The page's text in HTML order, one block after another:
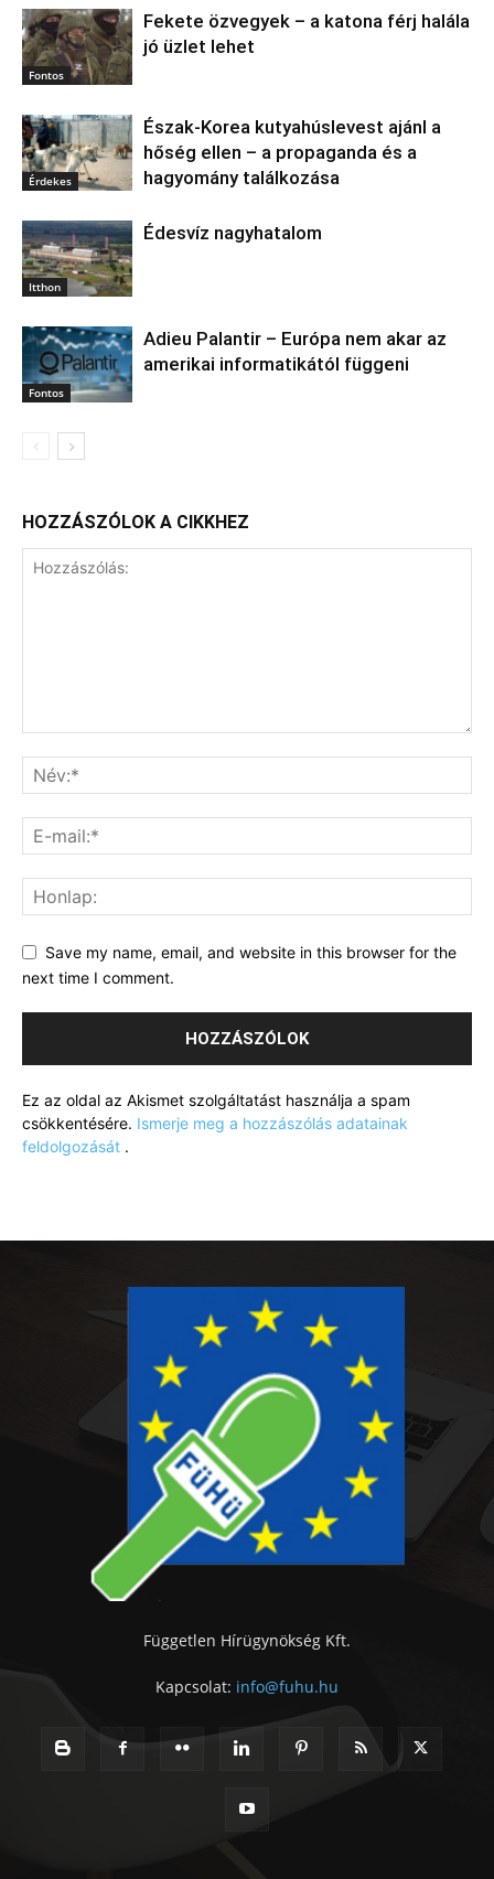
Fontos
Fekete özvegyek – a katona férj halála
jó üzlet lehet
Érdekes
Észak‑Korea kutyahúslevest ajánl a
hőség ellen – a propaganda és a
hagyomány találkozása
Itthon
Édesvíz nagyhatalom
Fontos
Adieu Palantir – Európa nem akar az
amerikai informatikától függeni
HOZZÁSZÓLOK A CIKKHEZ
Save my name, email, and website in this browser for the
next time I comment.
Ez az oldal az Akismet szolgáltatást használja a spam
csökkentésére. Ismerje meg a hozzászólás adatainak
feldolgozását .
Független Hírügynökség Kft.
Kapcsolat: info@fuhu.hu